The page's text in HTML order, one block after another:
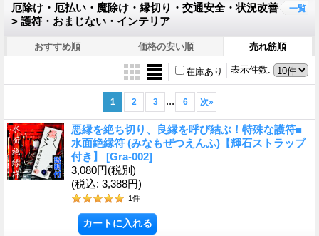
厄除け・厄払い・魔除け・縁切り・交通安全・状況改善
> 護符・おまじない・インテリア
一覧
おすすめ順 価格の安い順 売れ筋順
表示件数:
在庫あり
1 2 3 ... 6 次»
悪縁を絶ち切り、良縁を呼び結ぶ！特殊な護符■
水面絶縁符 (みなもぜつえんふ)【輝石ストラップ
付き】 [Gra-002]
3,080円(税別)
(税込: 3,388円)
1件